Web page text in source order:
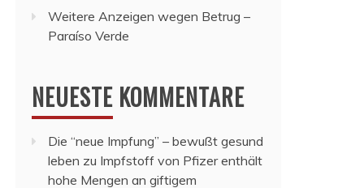
Weitere Anzeigen wegen Betrug –
Paraíso Verde
NEUESTE KOMMENTARE
Die “neue Impfung” – bewußt gesund
leben zu Impfstoff von Pfizer enthält
hohe Mengen an giftigem